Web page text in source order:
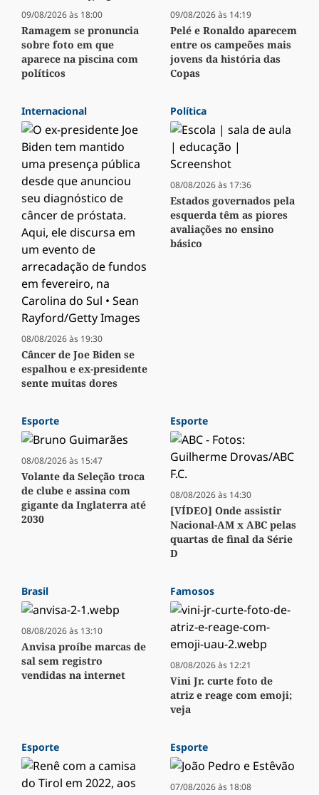
09/08/2026 às 18:00
Ramagem se pronuncia
sobre foto em que
aparece na piscina com
políticos
09/08/2026 às 14:19
Pelé e Ronaldo aparecem
entre os campeões mais
jovens da história das
Copas
Internacional
08/08/2026 às 19:30
Câncer de Joe Biden se
espalhou e ex-presidente
sente muitas dores
Política
08/08/2026 às 17:36
Estados governados pela
esquerda têm as piores
avaliações no ensino
básico
Esporte
08/08/2026 às 15:47
Volante da Seleção troca
de clube e assina com
gigante da Inglaterra até
2030
Esporte
08/08/2026 às 14:30
[VÍDEO] Onde assistir
Nacional-AM x ABC pelas
quartas de final da Série
D
Brasil
08/08/2026 às 13:10
Anvisa proíbe marcas de
sal sem registro
vendidas na internet
Famosos
08/08/2026 às 12:21
Vini Jr. curte foto de
atriz e reage com emoji;
veja
Esporte Esporte
07/08/2026 às 18:08